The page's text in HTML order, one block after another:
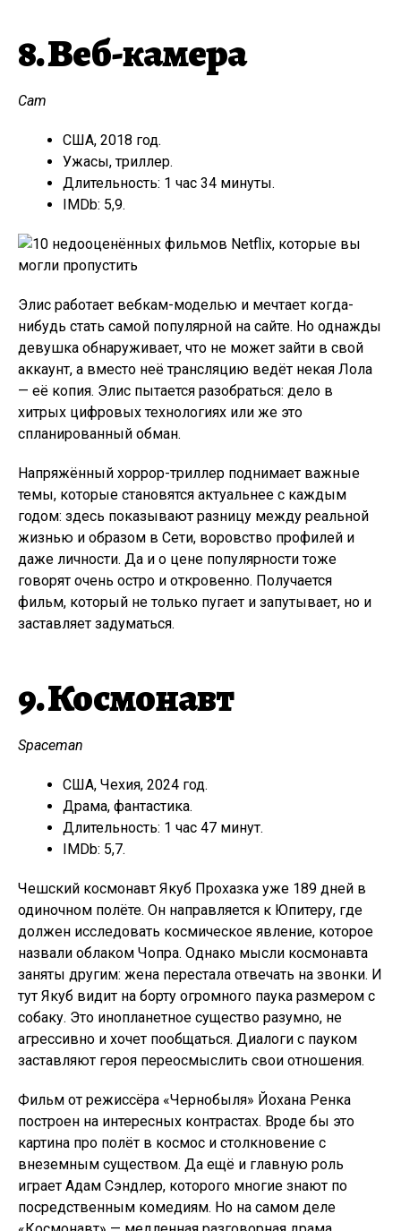
8. Веб-камера
Cam
США, 2018 год.
Ужасы, триллер.
Длительность: 1 час 34 минуты.
IMDb: 5,9.
Элис работает вебкам-моделью и мечтает когда-
нибудь стать самой популярной на сайте. Но однажды
девушка обнаруживает, что не может зайти в свой
аккаунт, а вместо неё трансляцию ведёт некая Лола
— её копия. Элис пытается разобраться: дело в
хитрых цифровых технологиях или же это
спланированный обман.
Напряжённый хоррор-триллер поднимает важные
темы, которые становятся актуальнее с каждым
годом: здесь показывают разницу между реальной
жизнью и образом в Сети, воровство профилей и
даже личности. Да и о цене популярности тоже
говорят очень остро и откровенно. Получается
фильм, который не только пугает и запутывает, но и
заставляет задуматься.
9. Космонавт
Spaceman
США, Чехия, 2024 год.
Драма, фантастика.
Длительность: 1 час 47 минут.
IMDb: 5,7.
Чешский космонавт Якуб Прохазка уже 189 дней в
одиночном полёте. Он направляется к Юпитеру, где
должен исследовать космическое явление, которое
назвали облаком Чопра. Однако мысли космонавта
заняты другим: жена перестала отвечать на звонки. И
тут Якуб видит на борту огромного паука размером с
собаку. Это инопланетное существо разумно, не
агрессивно и хочет пообщаться. Диалоги с пауком
заставляют героя переосмыслить свои отношения.
Фильм от режиссёра «Чернобыля» Йохана Ренка
построен на интересных контрастах. Вроде бы это
картина про полёт в космос и столкновение с
внеземным существом. Да ещё и главную роль
играет Адам Сэндлер, которого многие знают по
посредственным комедиям. Но на самом деле